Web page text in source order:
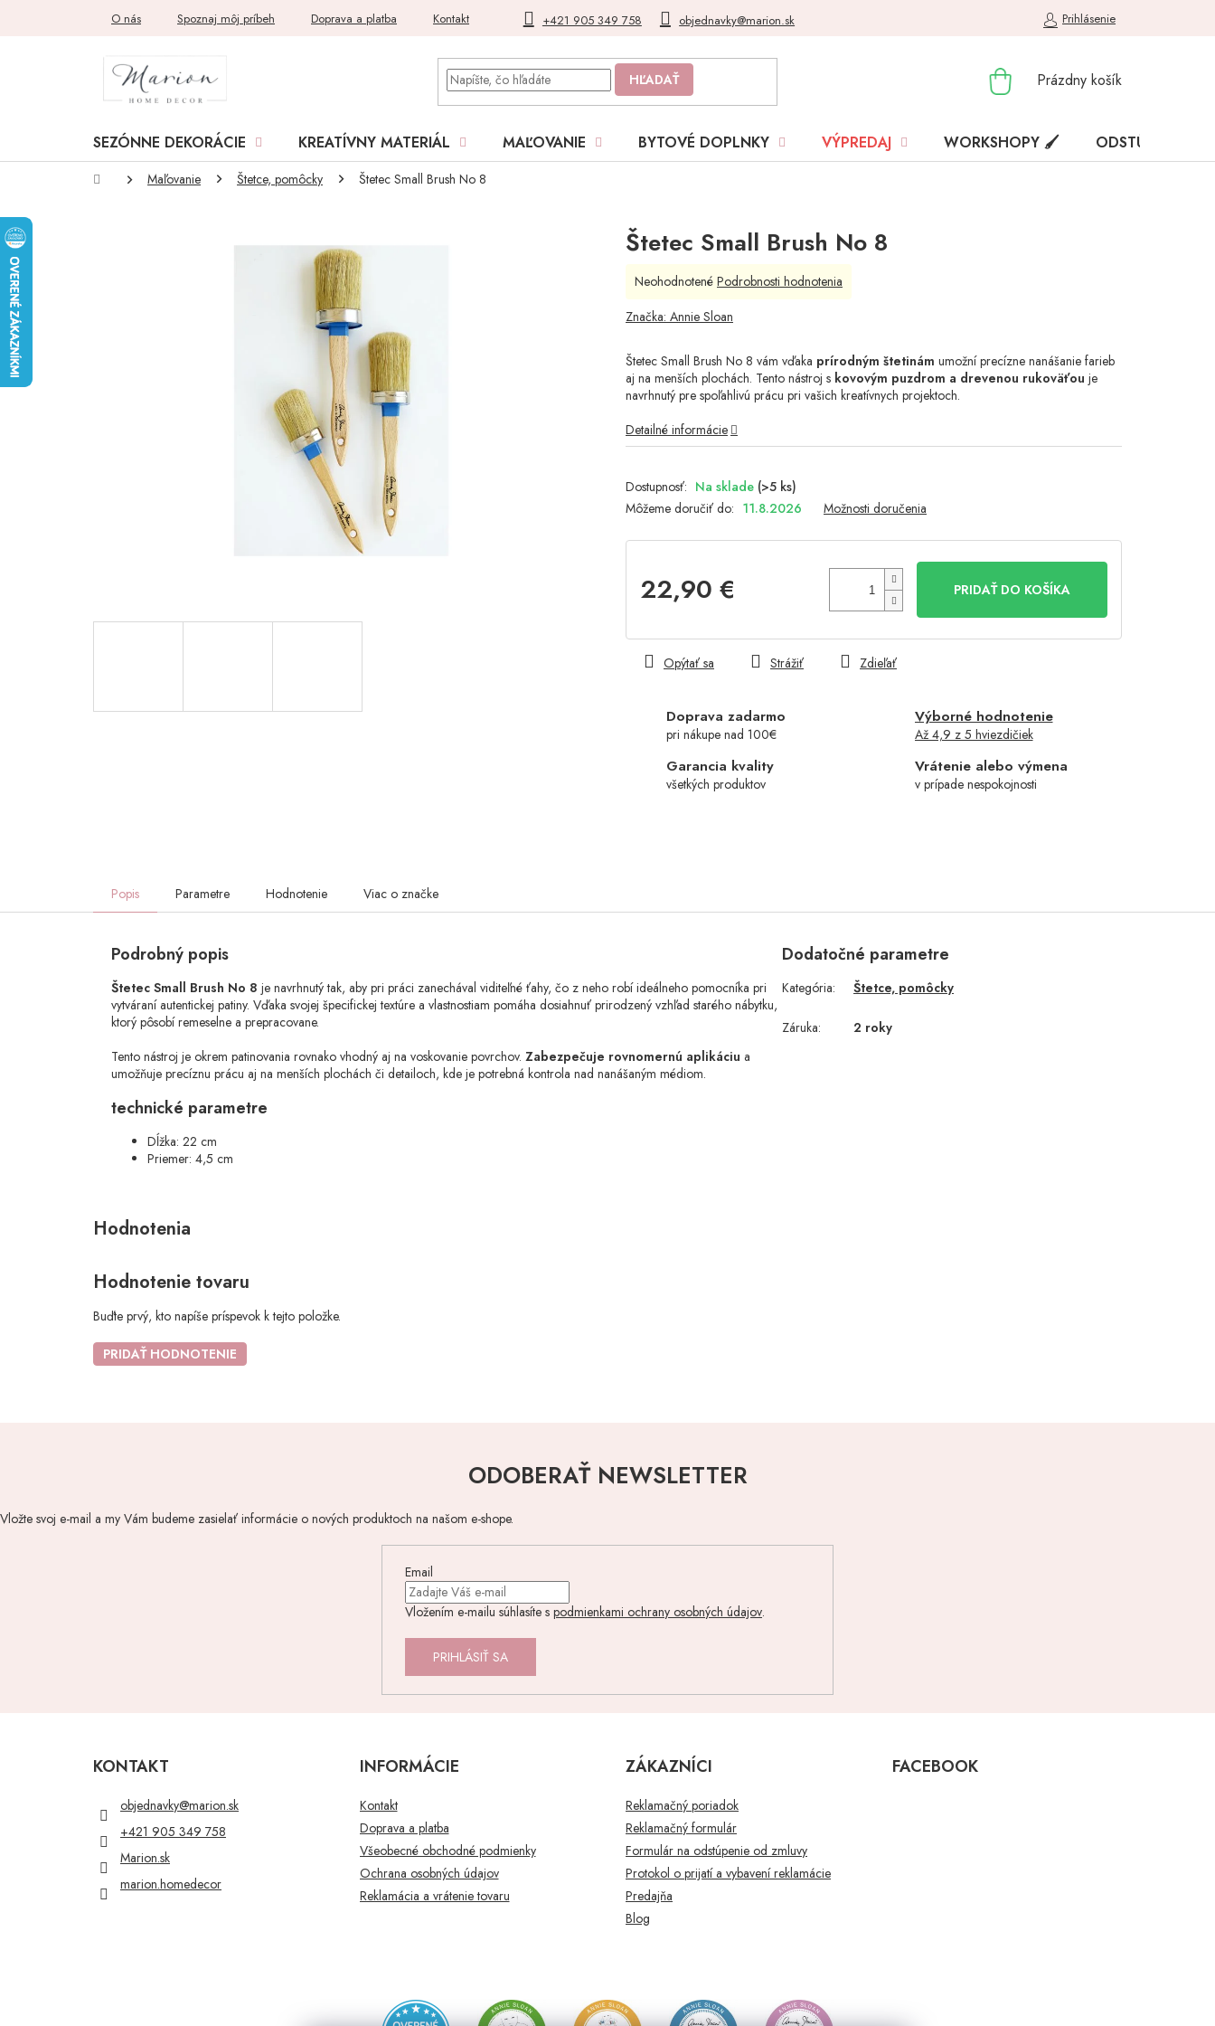
+421 905 349 758 objednavky@marion.sk
O nás Spoznaj môj príbeh Doprava a platba Kontakt Blog Moja objednávka Prihlásenie
HĽADAŤ
NÁKUPNÝ
Prázdny košík
SEZÓNNE DEKORÁCIE KREATÍVNY MATERIÁL MAĽOVANIE BYTOVÉ DOPLNKY VÝPREDAJ WORKSHOPY 🖌️ ODSTÚPENIE
DomovMaľovanie Štetce, pomôcky Štetec Small Brush No 8
Štetec Small Brush No 8
Na sklade (>5 ks)
Môžeme doručiť do: 11.8.2026 Možnosti doručenia
22,90 €
cena:
PRIDAŤ DO KOŠÍKA
Doprava zadarmo
pri nákupe nad 100€
Výborné hodnotenie
Až 4,9 z 5 hviezdičiek
Garancia kvality
všetkých produktov
Vrátenie alebo výmena
v prípade nespokojnosti
Štetec Small Brush No 8 vám vďaka prírodným štetinám umožní precízne nanášanie farieb
aj na menších plochách. Tento nástroj s kovovým puzdrom a drevenou rukoväťou je
navrhnutý pre spoľahlivú prácu pri vašich kreatívnych projektoch.
Detailné informácie
Opýtať sa Strážiť Zdieľať
Priemerné
produktu
z
5
hviezdičiek.
Neohodnotené Podrobnosti hodnotenia
Značka: Annie Sloan
Popis Parametre Hodnotenie Viac o značke
Podrobný popis
Štetec Small Brush No 8 je navrhnutý tak, aby pri práci zanechával viditeľné ťahy, čo z neho robí ideálneho pomocníka pri
vytváraní autentickej patiny. Vďaka svojej špecifickej textúre a vlastnostiam pomáha dosiahnuť prirodzený vzhľad starého nábytku,
ktorý pôsobí remeselne a prepracovane.
Tento nástroj je okrem patinovania rovnako vhodný aj na voskovanie povrchov. Zabezpečuje rovnomernú aplikáciu a
umožňuje precíznu prácu aj na menších plochách či detailoch, kde je potrebná kontrola nad nanášaným médiom.
technické parametre
Dĺžka: 22 cm
Priemer: 4,5 cm
Dodatočné parametre
Kategória: Štetce, pomôcky
Záruka: 2 roky
Hodnotenie tovaru
Buďte prvý, kto napíše príspevok k tejto položke.
PRIDAŤ HODNOTENIE
ODOBERAŤ NEWSLETTER
Vložte svoj e-mail a my Vám budeme zasielať informácie o nových produktoch na našom e-shope.
Email
Vložením e-mailu súhlasíte s podmienkami ochrany osobných údajov.
PRIHLÁSIŤ SA
KONTAKT
objednavky@marion.sk
+421 905 349 758
Marion.sk
marion.homedecor
INFORMÁCIE
Kontakt
Doprava a platba
Všeobecné obchodné podmienky
Ochrana osobných údajov
Reklamácia a vrátenie tovaru
ZÁKAZNÍCI
Reklamačný poriadok
Reklamačný formulár
Formulár na odstúpenie od zmluvy
Protokol o prijatí a vybavení reklamácie
Predajňa
Blog
FACEBOOK